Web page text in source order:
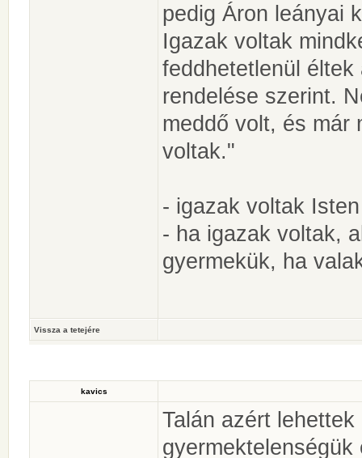
pedig Áron leányai
Igazak voltak
feddhetetlenül
rendelése szerint.
meddő volt, és már
voltak."
- igazak voltak
- ha igazak voltak,
gyermekük, ha
Vissza a tetejére
kavics
Talán azért